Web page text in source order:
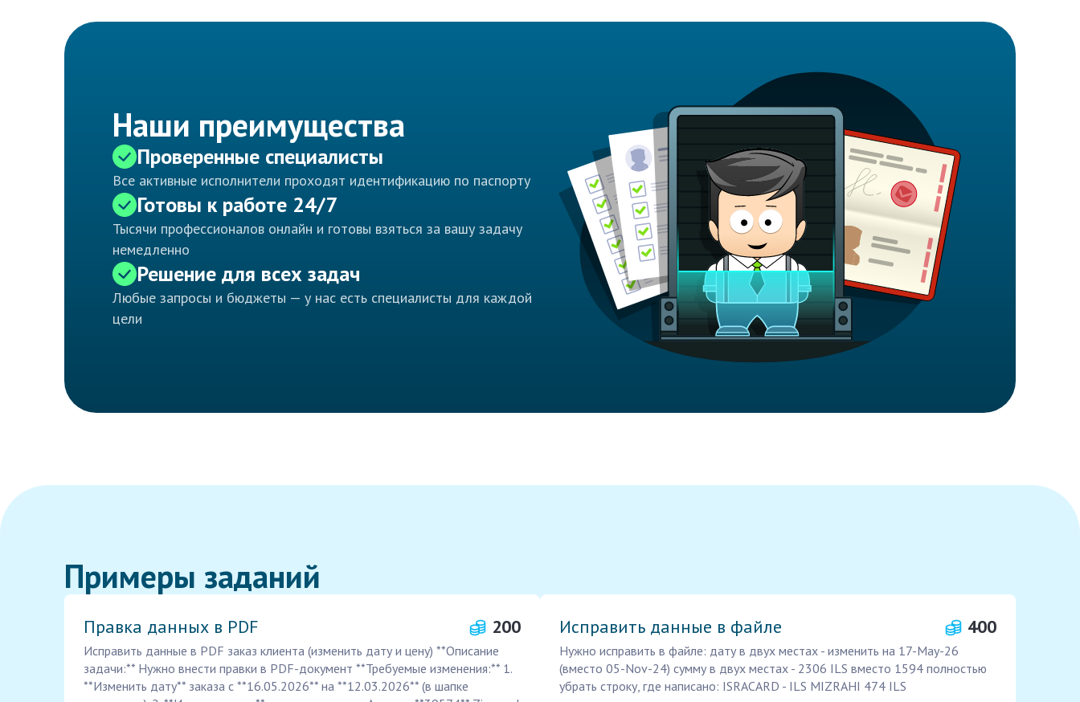
Наши преимущества
Проверенные специалисты
Все активные исполнители проходят идентификацию по паспорту
Готовы к работе 24/7
Тысячи профессионалов онлайн и готовы взяться за вашу задачу
немедленно
Решение для всех задач
Любые запросы и бюджеты — у нас есть специалисты для каждой
цели
Примеры заданий
Правка данных в PDF 200
Исправить данные в PDF заказ клиента (изменить дату и цену) **Описание
задачи:** Нужно внести правки в PDF-документ **Требуемые изменения:** 1.
**Изменить дату** заказа с **16.05.2026** на **12.03.2026** (в шапке
Исправить данные в файле 400
Нужно исправить в файле: дату в двух местах - изменить на 17-May-26
(вместо 05-Nov-24) сумму в двух местах - 2306 ILS вместо 1594 полностью
убрать строку, где написано: ISRACARD - ILS MIZRAHI 474 ILS